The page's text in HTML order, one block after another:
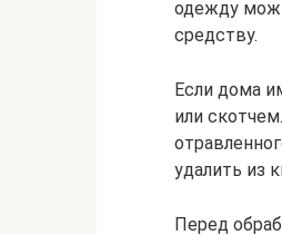
одежду
средству.
Если дома
или
удалить из
Перед